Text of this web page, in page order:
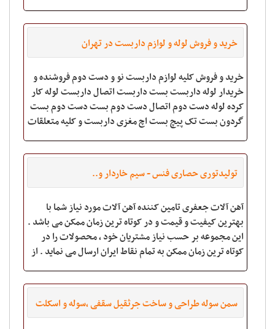
خرید و فروش لوله و لوازم داربست در تهران
خرید و فروش کلیه لوازم داربست نو و دست دوم فروشنده و
خریدار لوله داربست بست داربست اتصال داربست لوله کار
کرده لوله دست دوم اتصال دست دوم بست دست دوم بست
گردون بست تک پیچ بست اچ مغزی داربست و کلیه متعلقات
تولیدتوری حصاری فنس - سیم خاردار و..
آهن آلات جعفری تامین کننده آهن آلات مورد نیاز شما با
بهترین کیفیت و قیمت و در کوتاه ترین زمان ممکن می باشد .
این مجموعه بر حسب نیاز مشتریان خود ، محصولات را در
کوتاه ترین زمان ممکن به تمام نقاط ایران ارسال می نماید . از
سمن سوله طراحی و ساخت جرثقیل سقفی ،سوله و اسکلت